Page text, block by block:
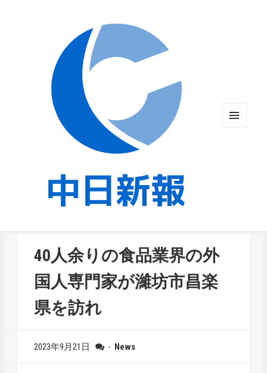
40人余りの食品業界の外
国人専門家が濰坊市昌楽
県を訪れ
2023年9月21日 - News